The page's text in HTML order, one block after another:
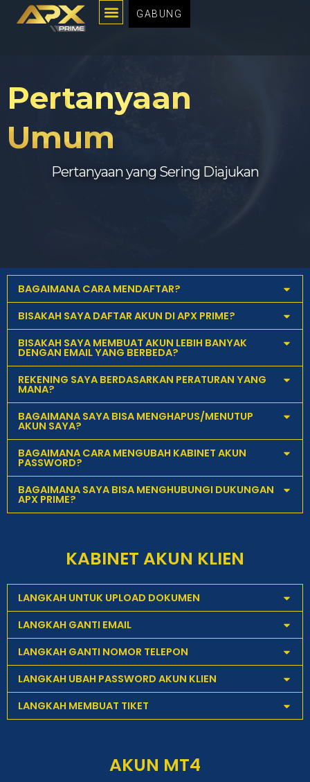
Lewati
MenuGABUNG
Pertanyaan
Umum
Pertanyaan yang Sering Diajukan
BAGAIMANA CARA MENDAFTAR?
BISAKAH SAYA DAFTAR AKUN DI APX PRIME?
BISAKAH SAYA MEMBUAT AKUN LEBIH BANYAK
DENGAN EMAIL YANG BERBEDA?
REKENING SAYA BERDASARKAN PERATURAN YANG
MANA?
BAGAIMANA SAYA BISA MENGHAPUS/MENUTUP
AKUN SAYA?
BAGAIMANA CARA MENGUBAH KABINET AKUN
PASSWORD?
BAGAIMANA SAYA BISA MENGHUBUNGI DUKUNGAN
APX PRIME?
KABINET AKUN KLIEN
LANGKAH UNTUK UPLOAD DOKUMEN
LANGKAH GANTI EMAIL
LANGKAH GANTI NOMOR TELEPON
LANGKAH UBAH PASSWORD AKUN KLIEN
LANGKAH MEMBUAT TIKET
AKUN MT4